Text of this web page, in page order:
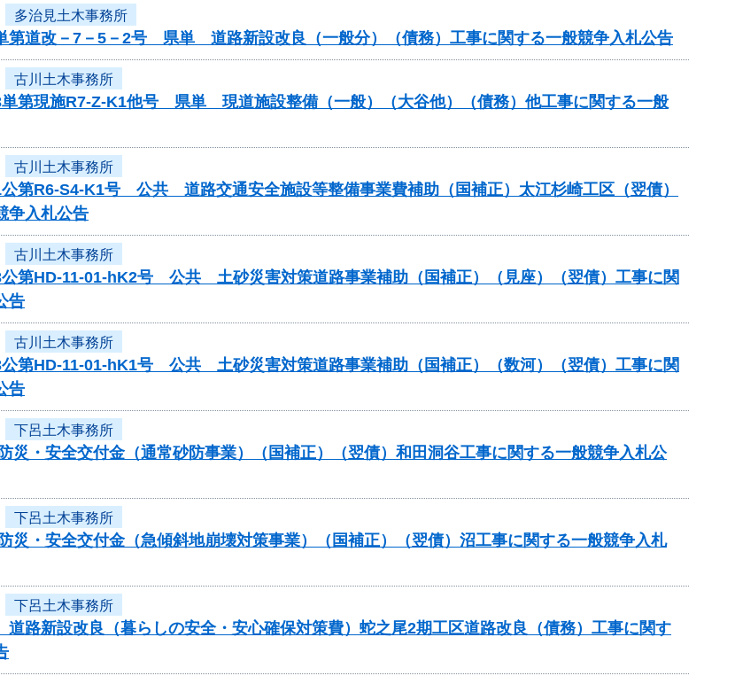
多治見土木事務所
第道改－7－5－2号 県単 道路新設改良（一般分）（債務）工事に関する一般競争入札公告
古川土木事務所
単第現施R7-Z-K1他号 県単 現道施設整備（一般）（大谷他）（債務）他工事に関する一般
古川土木事務所
公第R6-S4-K1号 公共 道路交通安全施設等整備事業費補助（国補正）太江杉崎工区（翌債）
争入札公告
古川土木事務所
公第HD-11-01-hK2号 公共 土砂災害対策道路事業補助（国補正）（見座）（翌債）工事に関
告
古川土木事務所
公第HD-11-01-hK1号 公共 土砂災害対策道路事業補助（国補正）（数河）（翌債）工事に関
告
下呂土木事務所
災・安全交付金（通常砂防事業）（国補正）（翌債）和田洞谷工事に関する一般競争入札公
下呂土木事務所
災・安全交付金（急傾斜地崩壊対策事業）（国補正）（翌債）沼工事に関する一般競争入札
下呂土木事務所
道路新設改良（暮らしの安全・安心確保対策費）蛇之尾2期工区道路改良（債務）工事に関す